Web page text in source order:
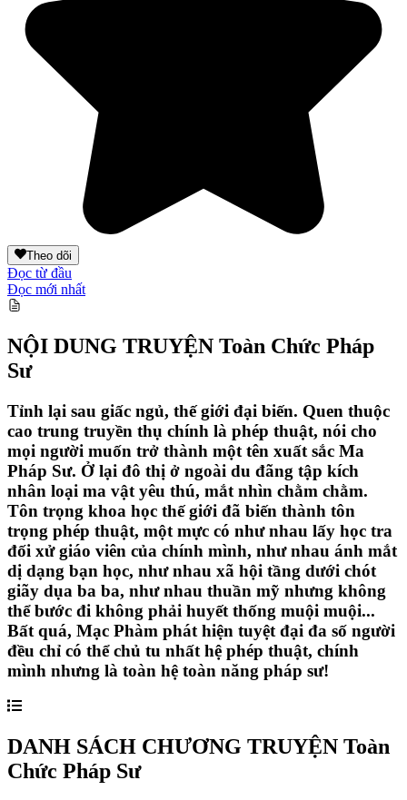
Theo dõi
Đọc từ đầu
Đọc mới nhất
NỘI DUNG TRUYỆN Toàn Chức Pháp
Sư
Tỉnh lại sau giấc ngủ, thế giới đại biến. Quen thuộc
cao trung truyền thụ chính là phép thuật, nói cho
mọi người muốn trở thành một tên xuất sắc Ma
Pháp Sư. Ở lại đô thị ở ngoài du đãng tập kích
nhân loại ma vật yêu thú, mắt nhìn chằm chằm.
Tôn trọng khoa học thế giới đã biến thành tôn
trọng phép thuật, một mực có như nhau lấy học tra
đối xử giáo viên của chính mình, như nhau ánh mắt
dị dạng bạn học, như nhau xã hội tầng dưới chót
giãy dụa ba ba, như nhau thuần mỹ nhưng không
thể bước đi không phải huyết thống muội muội...
Bất quá, Mạc Phàm phát hiện tuyệt đại đa số người
đều chỉ có thể chủ tu nhất hệ phép thuật, chính
mình nhưng là toàn hệ toàn năng pháp sư!
DANH SÁCH CHƯƠNG TRUYỆN Toàn
Chức Pháp Sư